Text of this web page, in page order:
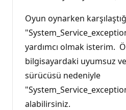
Oyun oynarken
yardımcı olmak isterim.
bilgisayardaki uyumsuz
sürücüsü nedeniyle
alabilirsiniz.